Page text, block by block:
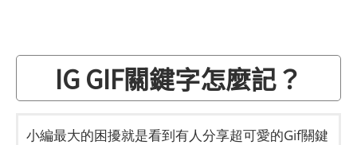
IG GIF關鍵字怎麼記？
小編最大的困擾就是看到有人分享超可愛的Gif關鍵